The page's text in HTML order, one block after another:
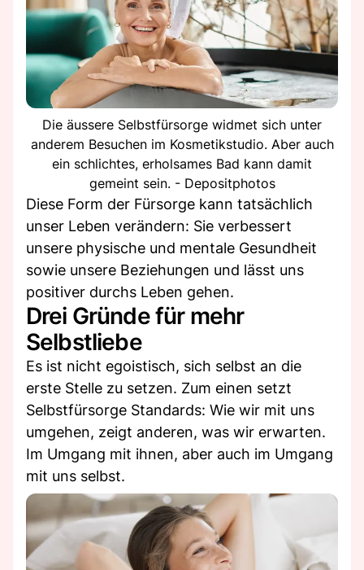
Die äussere Selbstfürsorge widmet sich unter
anderem Besuchen im Kosmetikstudio. Aber auch
ein schlichtes, erholsames Bad kann damit
gemeint sein. - Depositphotos
Diese Form der Fürsorge kann tatsächlich
unser Leben verändern: Sie verbessert
unsere physische und mentale Gesundheit
sowie unsere Beziehungen und lässt uns
positiver durchs Leben gehen.
Drei Gründe für mehr
Selbstliebe
Es ist nicht egoistisch, sich selbst an die
erste Stelle zu setzen. Zum einen setzt
Selbstfürsorge Standards: Wie wir mit uns
umgehen, zeigt anderen, was wir erwarten.
Im Umgang mit ihnen, aber auch im Umgang
mit uns selbst.